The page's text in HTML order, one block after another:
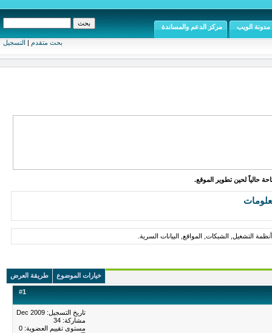
بحث متقدم | التسجيل
مدونة الويب مركز الدعم والمساندة
حالياً لحين تطوير الموقع.
التشغيل, الشبكات, المواقع, البيانات السرية.
خيارات الموضوع طريقة العرض
#1
تاريخ التسجيل: Dec 2009
مشاركة: 34
مستوى تقييم العضوية: 0